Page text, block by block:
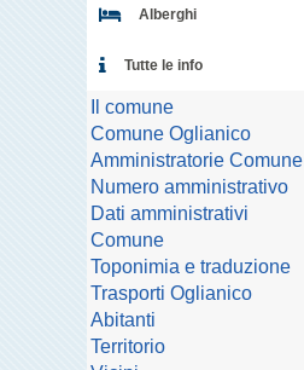
Alberghi
Tutte le info
Il comune
Comune Oglianico
Amministratorie Comune
Numero amministrativo
Dati amministrativi
Comune
Toponimia e traduzione
Trasporti Oglianico
Abitanti
Territorio